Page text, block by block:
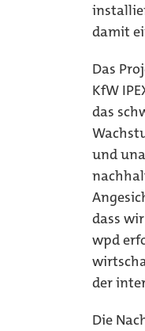
damit
Das
KfW
das
und
dass
wpd
der
Die